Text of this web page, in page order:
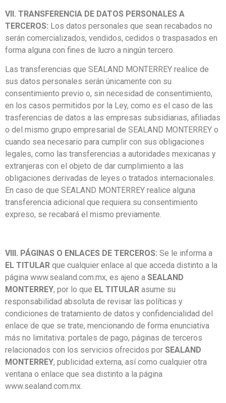
VII. TRANSFERENCIA DE DATOS PERSONALES A
TERCEROS: Los datos personales que sean recabados no
serán comercializados, vendidos, cedidos o traspasados en
forma alguna con fines de lucro a ningún tercero.
Las transferencias que SEALAND MONTERREY realice de
sus datos personales serán únicamente con su
consentimiento previo o, sin necesidad de consentimiento,
en los casos permitidos por la Ley, como es el caso de las
trasferencias de datos a las empresas subsidiarias, afiliadas
o del mismo grupo empresarial de SEALAND MONTERREY o
cuando sea necesario para cumplir con sus obligaciones
legales, como las transferencias a autoridades mexicanas y
extranjeras con el objeto de dar cumplimiento a las
obligaciones derivadas de leyes o tratados internacionales.
En caso de que SEALAND MONTERREY realice alguna
transferencia adicional que requiera su consentimiento
expreso, se recabará el mismo previamente.
VIII. PÁGINAS O ENLACES DE TERCEROS: Se le informa a
EL TITULAR que cualquier enlace al que acceda distinto a la
página www.sealand.com.mx, es ajeno a SEALAND
MONTERREY, por lo que EL TITULAR asume su
responsabilidad absoluta de revisar las políticas y
condiciones de tratamiento de datos y confidencialidad del
enlace de que se trate, mencionando de forma enunciativa
más no limitativa: portales de pago, páginas de terceros
relacionados con los servicios ofrecidos por SEALAND
MONTERREY, publicidad externa, así como cualquier otra
ventana o enlace que sea distinto a la página
www.sealand.com.mx.